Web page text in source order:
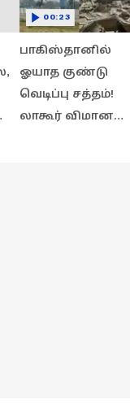
பாகிஸ்தானில்
ஓயாத குண்டு
வெடிப்பு சத்தம்!
லாகூர் விமான
00:23